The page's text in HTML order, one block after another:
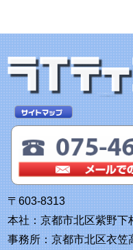
〒603-8313
本社：京都市北区紫野下
事務所：京都市北区衣笠